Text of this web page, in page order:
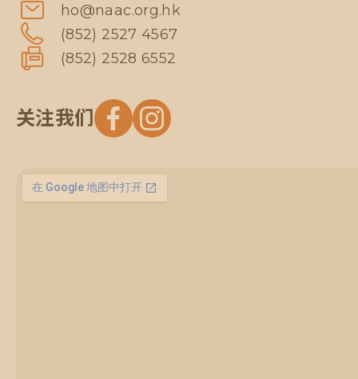
ho@naac.org.hk
(852) 2527 4567
(852) 2528 6552
关注我们